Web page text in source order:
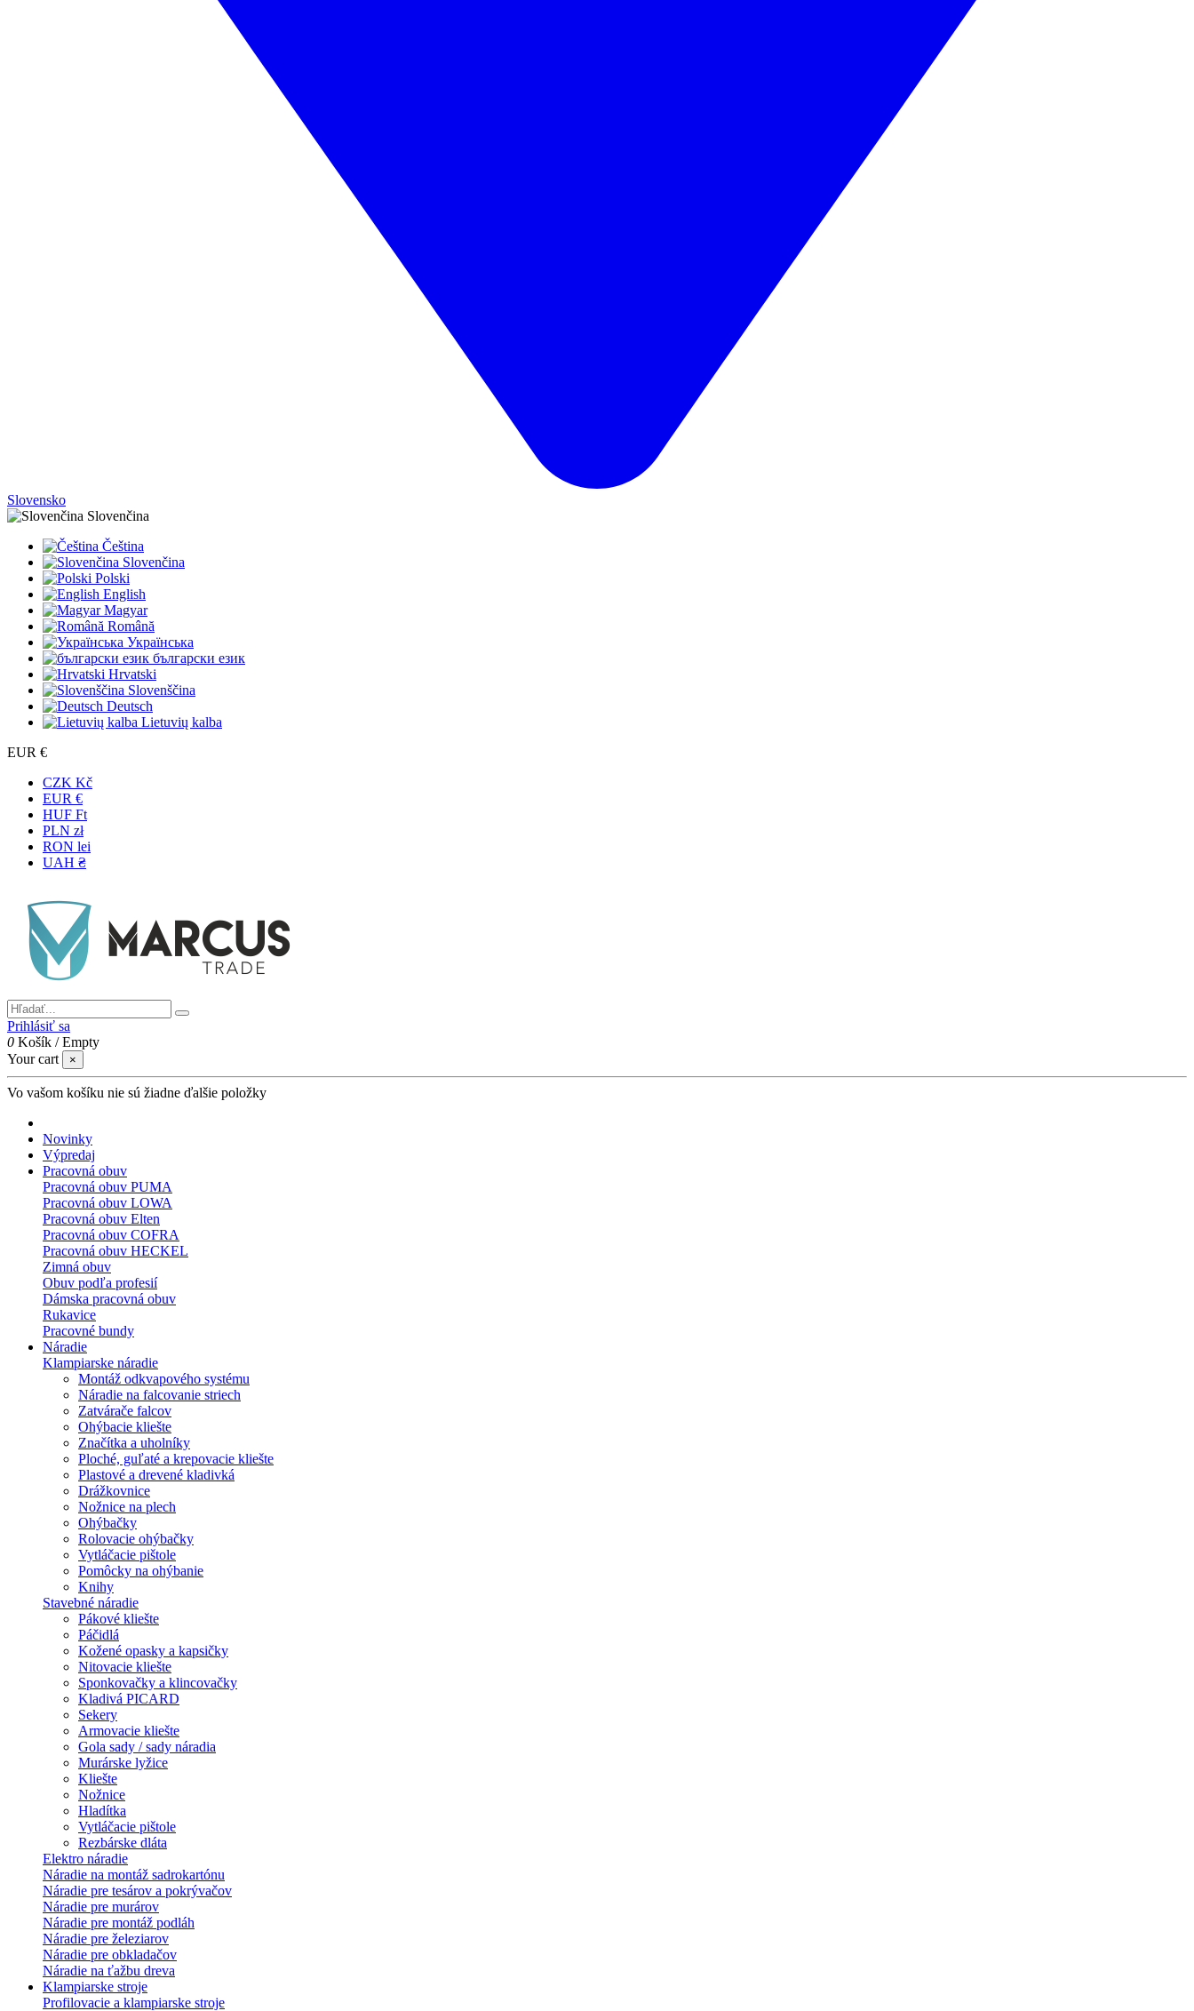
Slovensko
Slovenčina
Čeština
Slovenčina
Polski
English
Magyar
Română
Українська
български език
Hrvatski
Slovenščina
Deutsch
Lietuvių kalba
EUR €
CZK Kč
EUR €
HUF Ft
PLN zł
RON lei
UAH ₴
Prihlásiť sa
0 Košík /Empty
Your cart
×
Vo vašom košíku nie sú žiadne ďalšie položky
Novinky
Výpredaj
Pracovná obuv
Pracovná obuv PUMA
Pracovná obuv LOWA
Pracovná obuv Elten
Pracovná obuv COFRA
Pracovná obuv HECKEL
Zimná obuv
Obuv podľa profesií
Dámska pracovná obuv
Rukavice
Pracovné bundy
Náradie
Klampiarske náradie
Montáž odkvapového systému
Náradie na falcovanie striech
Zatvárače falcov
Ohýbacie kliešte
Značítka a uholníky
Ploché, guľaté a krepovacie kliešte
Plastové a drevené kladivká
Drážkovnice
Nožnice na plech
Ohýbačky
Rolovacie ohýbačky
Vytláčacie pištole
Pomôcky na ohýbanie
Knihy
Stavebné náradie
Pákové kliešte
Páčidlá
Kožené opasky a kapsičky
Nitovacie kliešte
Sponkovačky a klincovačky
Kladivá PICARD
Sekery
Armovacie kliešte
Gola sady / sady náradia
Murárske lyžice
Kliešte
Nožnice
Hladítka
Vytláčacie pištole
Rezbárske dláta
Elektro náradie
Náradie na montáž sadrokartónu
Náradie pre tesárov a pokrývačov
Náradie pre murárov
Náradie pre montáž podláh
Náradie pre železiarov
Náradie pre obkladačov
Náradie na ťažbu dreva
Klampiarske stroje
Profilovacie a klampiarske stroje